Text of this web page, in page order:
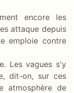
encore les
attaque depuis
emploie contre
Les vagues s'y
dit-on, sur ces
atmosphère de